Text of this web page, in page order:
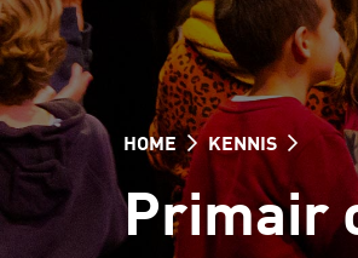
HOME KENNIS
Primair